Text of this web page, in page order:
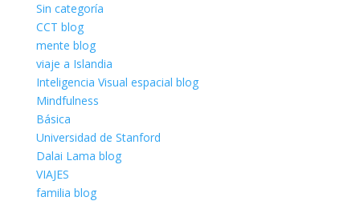
Sin categoría
CCT blog
mente blog
viaje a Islandia
Inteligencia Visual espacial blog
Mindfulness
Básica
Universidad de Stanford
Dalai Lama blog
VIAJES
familia blog